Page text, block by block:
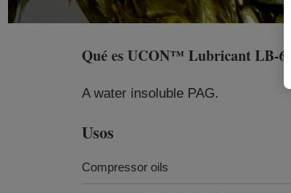
Qué esUCON™ Lubricant LB-625
A water insoluble PAG.
Usos
Compressor oils